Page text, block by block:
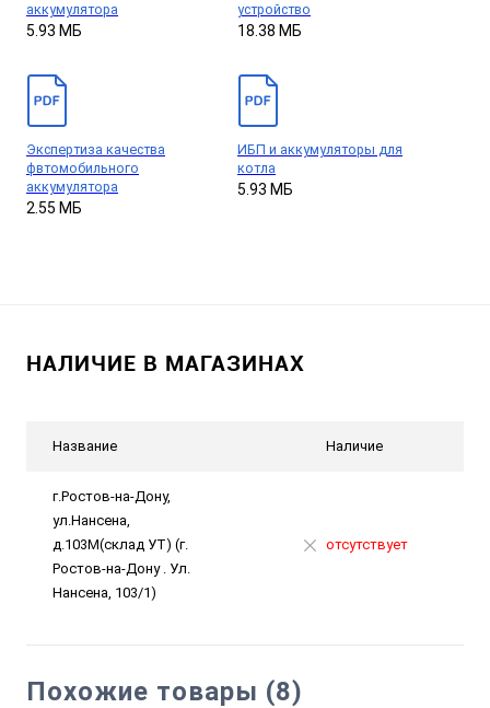
аккумулятора
5.93 МБ
устройство
18.38 МБ
Экспертиза качества
фвтомобильного
аккумулятора
2.55 МБ
ИБП и аккумуляторы для
котла
5.93 МБ
НАЛИЧИЕ В МАГАЗИНАХ
Название Наличие
г.Ростов-на-Дону,
ул.Нансена,
д.103М(склад УТ) (г.
Ростов-на-Дону . Ул.
Нансена, 103/1)
отсутствует
Похожие товары (8)